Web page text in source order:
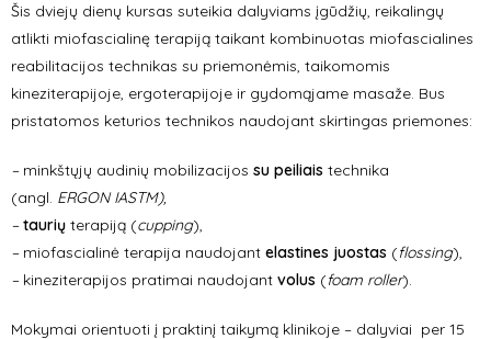
Šis dviejų dienų kursas suteikia dalyviams įgūdžių, reikalingų
atlikti miofascialinę terapiją taikant kombinuotas miofascialines
reabilitacijos technikas su priemonėmis, taikomomis
kineziterapijoje, ergoterapijoje ir gydomąjame masaže. Bus
pristatomos keturios technikos naudojant skirtingas priemones:
– minkštųjų audinių mobilizacijos su peiliais technika
(angl. ERGON IASTM),
–taurių terapiją (cupping),
– miofascialinė terapija naudojant elastines juostas (flossing),
– kineziterapijos pratimai naudojant volus (foam roller).
Mokymai orientuoti į praktinį taikymą klinikoje – dalyviai per 15